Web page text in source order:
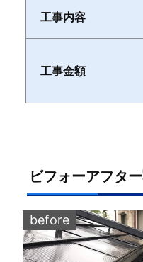
工事内容
工事金額
ビフォーアフタ
before